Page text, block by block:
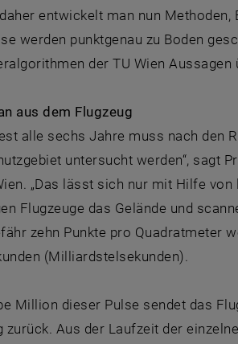
entwickelt man nun
werden punktgenau zu Boden
der TU Wien
aus dem Flugzeug
alle sechs Jahre muss nach den
untersucht werden“, sagt
„Das lässt sich nur mit Hilfe
Flugzeuge das Gelände und
zehn Punkte pro Quadratmeter
(Milliardstelsekunden).
Million dieser Pulse sendet das
zurück. Aus der Laufzeit der